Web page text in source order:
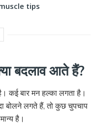
tips
बदलाव आते हैं?
कई बार मन हल्का लगता है।
बोलने लगते हैं, तो कुछ चुपचाप
है।